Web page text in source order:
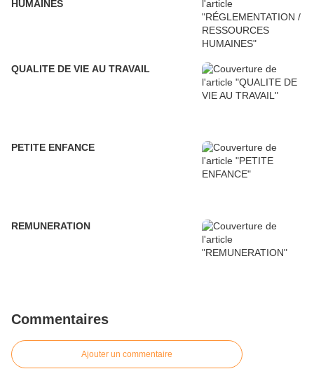
HUMAINES
QUALITE DE VIE AU TRAVAIL
PETITE ENFANCE
REMUNERATION
Commentaires
Ajouter un commentaire